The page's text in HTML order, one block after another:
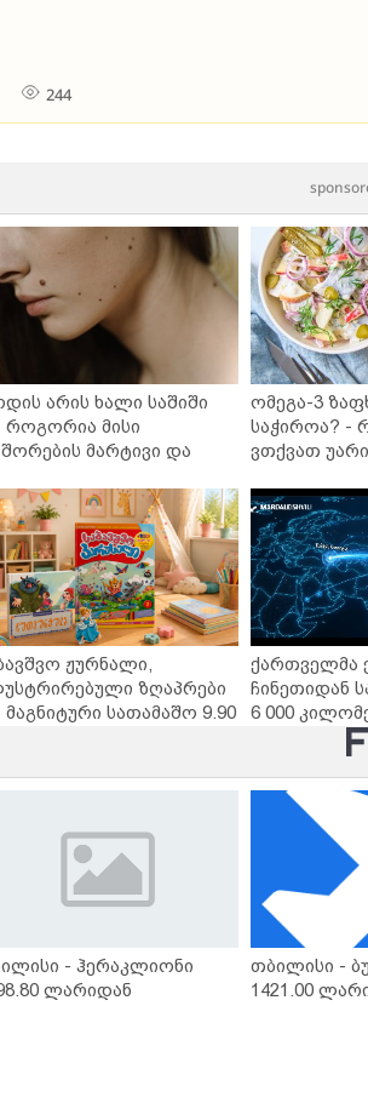
244
არის ხალი საშიში
როგორია მისი
მარტივი და
ომეგა-3
საჭიროა? -
ვთქვათ
ჟურნალი,
ზღაპრები
სათამაშო 9.90
დაიწყო
ქართველმა
ჩინეთიდან
6 000
დაშორებით,
ჩაატარა -
დაწერილია
- ჰერაკლიონი
ლარიდან
თბილისი -
1421.00